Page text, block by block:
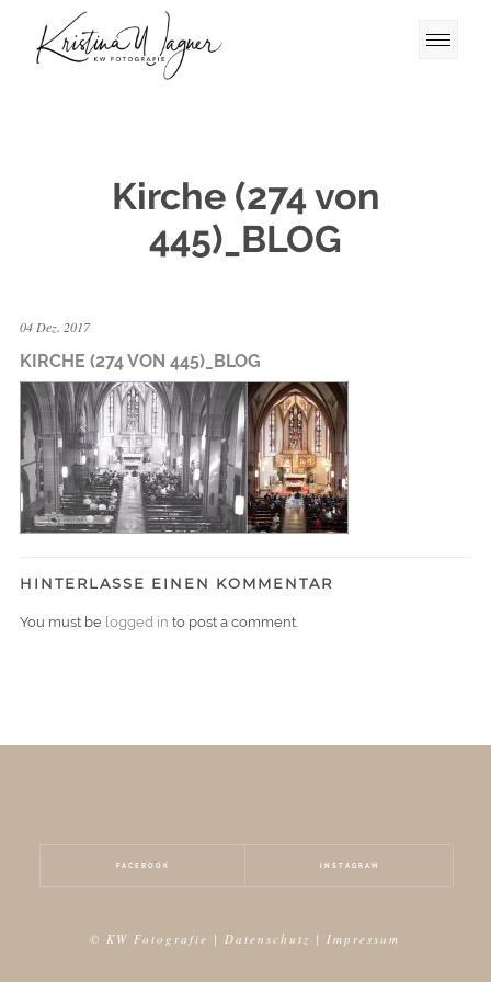
Kirche (274 von
445)_BLOG
04 Dez. 2017
KIRCHE (274 VON 445)_BLOG
HINTERLASSE EINEN KOMMENTAR
You must be logged in to post a comment.
FACEBOOK INSTAGRAM
© KW Fotografie |Datenschutz |Impressum